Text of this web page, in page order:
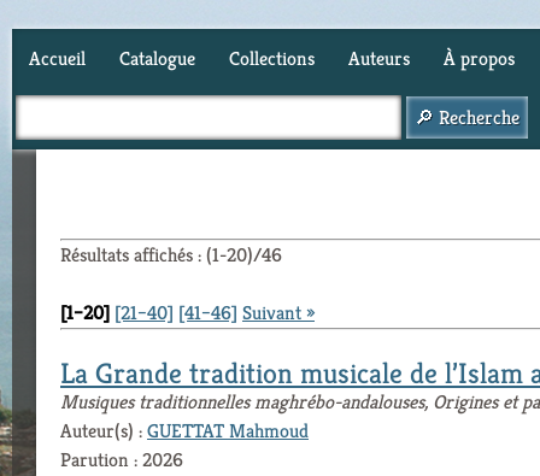
Accueil Catalogue Collections Auteurs À propos
Résultats affichés : (1-20)/46
[1–20] [21–40] [41–46] Suivant »
La Grande tradition musicale de
Musiques traditionnelles maghrébo-andalouses, Origines et
Auteur(s) :GUETTAT Mahmoud
Parution : 2026